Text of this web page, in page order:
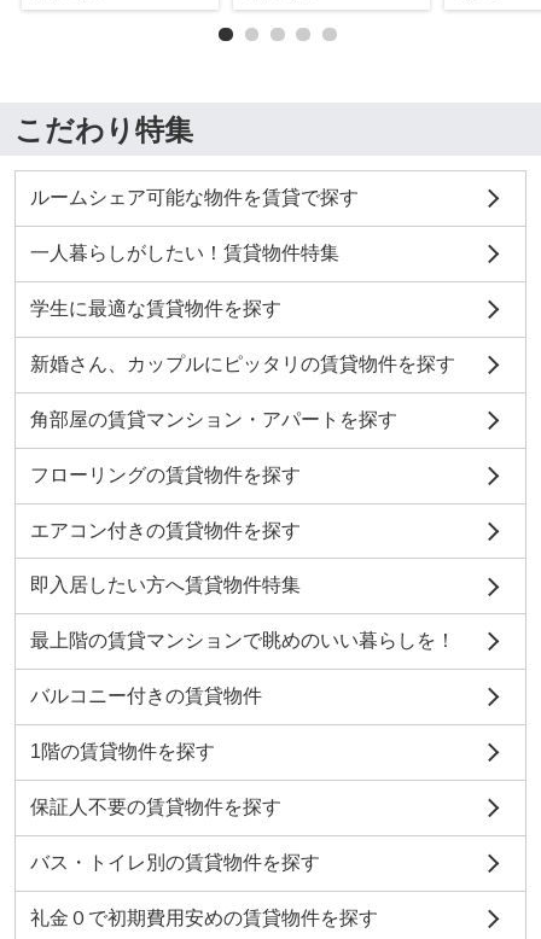
こだわり特集
ルームシェア可能な物件を賃貸で探す
一人暮らしがしたい！賃貸物件特集
学生に最適な賃貸物件を探す
新婚さん、カップルにピッタリの賃貸物件を探す
角部屋の賃貸マンション・アパートを探す
フローリングの賃貸物件を探す
エアコン付きの賃貸物件を探す
即入居したい方へ賃貸物件特集
最上階の賃貸マンションで眺めのいい暮らしを！
バルコニー付きの賃貸物件
1階の賃貸物件を探す
保証人不要の賃貸物件を探す
バス・トイレ別の賃貸物件を探す
礼金０で初期費用安めの賃貸物件を探す